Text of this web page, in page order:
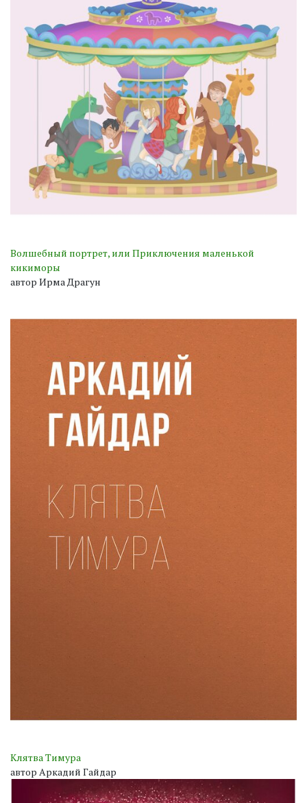
Волшебный портрет, или Приключения маленькой
кикиморы
автор Ирма Драгун
Клятва Тимура
автор Аркадий Гайдар